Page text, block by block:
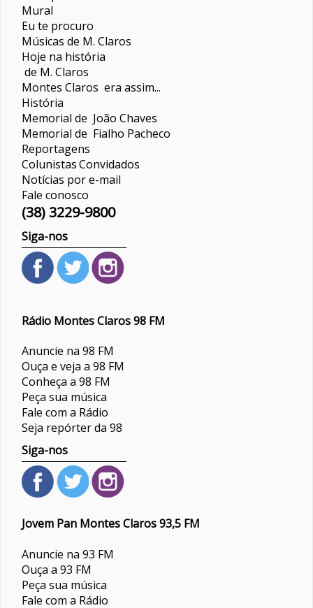
Mural
Eu te procuro
Músicas de M. Claros
Hoje na história
de M. Claros
Montes Claros era assim...
História
Memorial de João Chaves
Memorial de Fialho Pacheco
Reportagens
ColunistasConvidados
Notícias por e-mail
Fale conosco
(38) 3229-9800
Siga-nos
Rádio Montes Claros 98 FM
Anuncie na 98 FM
Ouça e veja a 98 FM
Conheça a 98 FM
Peça sua música
Fale com a Rádio
Seja repórter da 98
Siga-nos
Jovem Pan Montes Claros 93,5 FM
Anuncie na 93 FM
Ouça a 93 FM
Peça sua música
Fale com a Rádio